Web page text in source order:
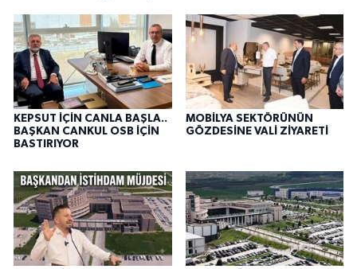
KEPSUT İÇİN CANLA BAŞLA..
BAŞKAN CANKUL OSB İÇİN
BASTIRIYOR
MOBİLYA SEKTÖRÜNÜN
GÖZDESİNE VALİ ZİYARETİ